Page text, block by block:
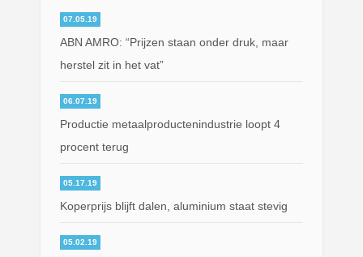
07.05.19
ABN AMRO: “Prijzen staan onder druk, maar
herstel zit in het vat”
06.07.19
Productie metaalproductenindustrie loopt 4
procent terug
05.17.19
Koperprijs blijft dalen, aluminium staat stevig
05.02.19